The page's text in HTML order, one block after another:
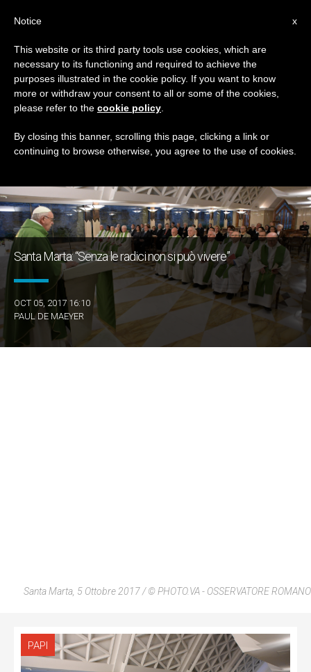
TAG
Posts Tagged ‘gioia’
ULTIME NOTIZIE
Santa Marta: “Senza le radici non si può vivere”
OCT 05, 2017 16:10
PAUL DE MAEYER
Santa Marta, 5 Ottobre 2017 / © PHOTO.VA - OSSERVATORE ROMANO
PAPI
x
Notice
This website or its third party tools use cookies, which are
necessary to its functioning and required to achieve the
purposes illustrated in the cookie policy. If you want to know
more or withdraw your consent to all or some of the cookies,
please refer to the cookie policy
By closing this banner, scrolling this page, clicking a link or
continuing to browse otherwise, you agree to the use of cookies.